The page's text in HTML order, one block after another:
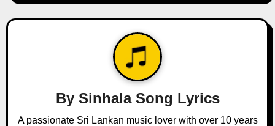
n
g
By Sinhala Song Lyrics
A passionate Sri Lankan music lover with over 10 years